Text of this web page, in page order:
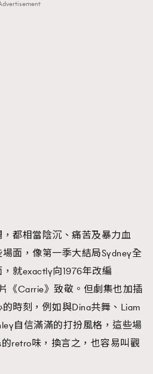
都相當陰沉、痛苦及暴力血
面，像第一季大結局Sydney全
就exactly向1976年改編
《Carrie》致敬。但劇集也加插
時刻，例如與Dina共舞、Liam
自信滿滿的打扮風格，這些場
retro味，換言之，也容易叫觀